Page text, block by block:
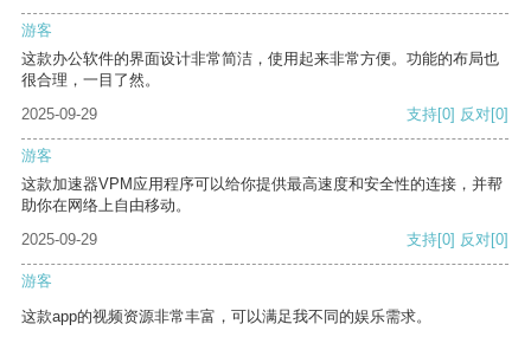
游客
这款办公软件的界面设计非常简洁，使用起来非常方便。功能的布局也
很合理，一目了然。
2025-09-29
支持[0] 反对[0]
游客
这款加速器VPM应用程序可以给你提供最高速度和安全性的连接，并帮
助你在网络上自由移动。
2025-09-29
支持[0] 反对[0]
游客
这款app的视频资源非常丰富，可以满足我不同的娱乐需求。